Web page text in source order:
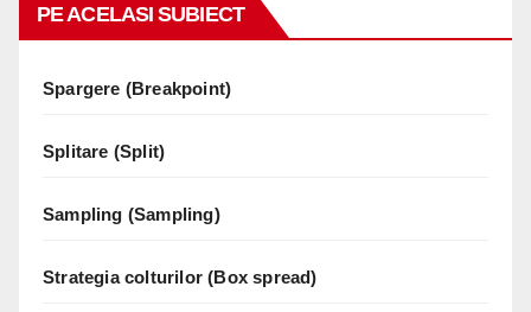
PE ACELASI SUBIECT
Spargere (Breakpoint)
Splitare (Split)
Sampling (Sampling)
Strategia colturilor (Box spread)